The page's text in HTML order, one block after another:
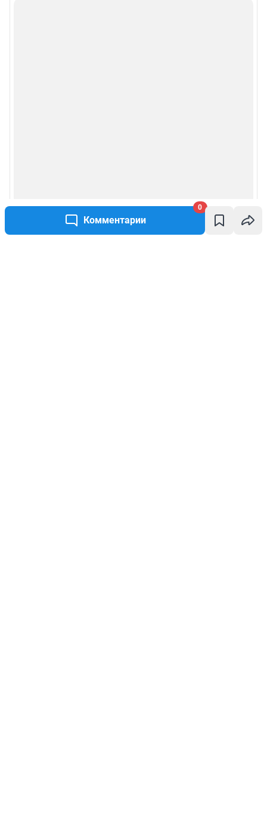
Комментарии
0